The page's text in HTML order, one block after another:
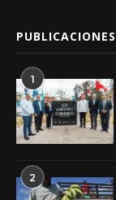
1
2